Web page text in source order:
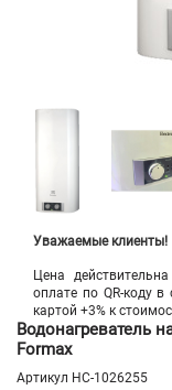
Уважаемые клиенты!
Цена
оплате по QR-коду
картой +3% к
Водонагреватель
Formax
Артикул НС-1026255